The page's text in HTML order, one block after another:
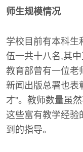
师生规模情况
学校目前有本科生
伍一共十八名,其
教育部曾有一位老
新闻出版总署也表
才”。教师数量虽
这些富有教学经验
到的指导。